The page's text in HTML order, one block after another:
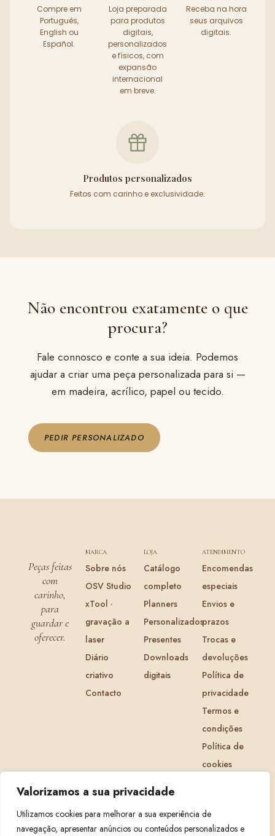
Valorizamos a sua privacidade
Utilizamos cookies para melhorar a sua experiência de
navegação, apresentar anúncios ou conteúdos personalizados e
Compre em
Português,
English ou
Español.
Loja preparada
para produtos
digitais,
personalizados
e físicos, com
expansão
internacional
em breve.
Receba na hora
seus arquivos
digitais.
Produtos personalizados
Feitos com carinho e exclusividade.
Não encontrou exatamente o que
procura?
Fale connosco e conte a sua ideia. Podemos
ajudar a criar uma peça personalizada para si —
em madeira, acrílico, papel ou tecido.
PEDIR PERSONALIZADO
Peças feitas
com
carinho,
para
guardar e
oferecer.
MARCA
Sobre nós
OSV Studio
xTool ·
gravação a
laser
Diário
criativo
Contacto
LOJA
Catálogo
completo
Planners
Personalizados
Presentes
Downloads
digitais
ATENDIMENTO
Encomendas
especiais
Envios e
prazos
Trocas e
devoluções
Política de
privacidade
Termos e
condições
Política de
cookies